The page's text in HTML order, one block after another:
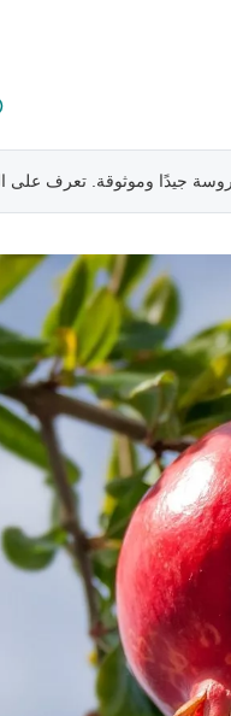
جيدًا وموثوقة. تعرف على
دفع ما يصل 💪